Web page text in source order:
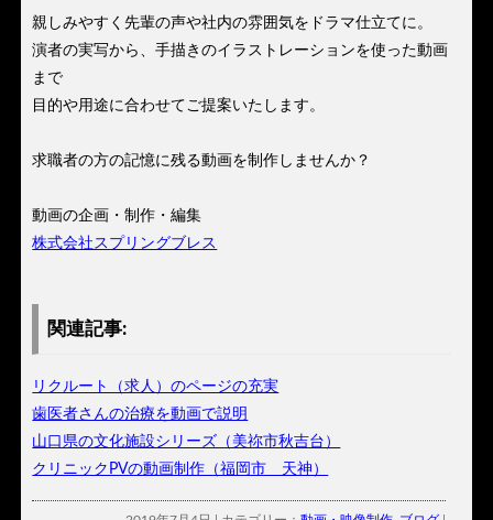
親しみやすく先輩の声や社内の雰囲気をドラマ仕立てに。
演者の実写から、手描きのイラストレーションを使った動画
まで
目的や用途に合わせてご提案いたします。
求職者の方の記憶に残る動画を制作しませんか？
動画の企画・制作・編集
株式会社スプリングブレス
関連記事:
リクルート（求人）のページの充実
歯医者さんの治療を動画で説明
山口県の文化施設シリーズ（美祢市秋吉台）
クリニックPVの動画制作（福岡市 天神）